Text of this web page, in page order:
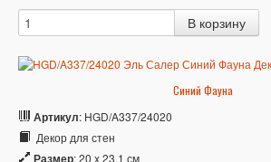
Синий Фауна
Артикул: HGD/A337/24020
Декор для стен
Размер: 20 x 23,1 см